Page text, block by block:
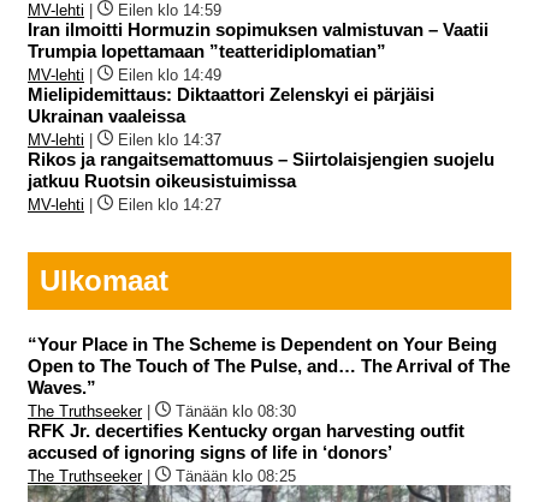
MV-lehti Eilen klo 14:59
Iran ilmoitti Hormuzin sopimuksen valmistuvan – Vaatii
Trumpia lopettamaan ”teatteridiplomatian”
MV-lehti Eilen klo 14:49
Mielipidemittaus: Diktaattori Zelenskyi ei pärjäisi
Ukrainan vaaleissa
MV-lehti Eilen klo 14:37
Rikos ja rangaitsemattomuus – Siirtolaisjengien suojelu
jatkuu Ruotsin oikeusistuimissa
MV-lehti Eilen klo 14:27
Ulkomaat
“Your Place in The Scheme is Dependent on Your Being
Open to The Touch of The Pulse, and… The Arrival of The
Waves.”
The Truthseeker| Tänään klo 08:30
RFK Jr. decertifies Kentucky organ harvesting outfit
accused of ignoring signs of life in ‘donors’
The Truthseeker| Tänään klo 08:25